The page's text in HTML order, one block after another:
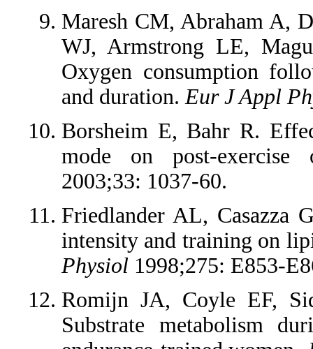
Maresh CM, Abraham A,
WJ, Armstrong LE,
Oxygen consumption
and duration. Eur J Appl
Borsheim E, Bahr R.
mode on post-exercise
2003;33: 1037-60.
Friedlander AL, Casazza
intensity and training on
Physiol 1998;275: E853-
Romijn JA, Coyle EF,
Substrate metabolism